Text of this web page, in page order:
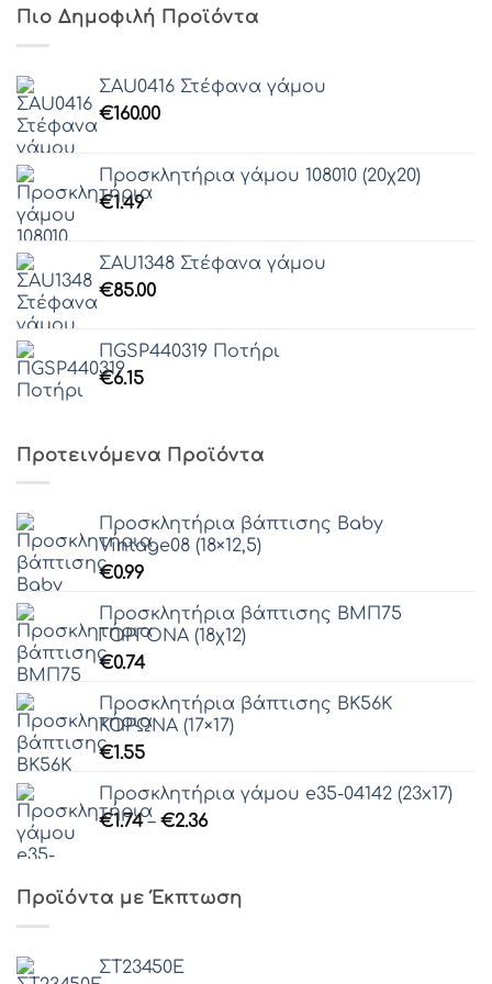
Πιο Δημοφιλή Προϊόντα
ΣAU0416 Στέφανα γάμου
€160.00
Προσκλητήρια γάμου 108010 (20χ20)
€1.49
ΣAU1348 Στέφανα γάμου
€85.00
ΠGSP440319 Ποτήρι
€6.15
Προτεινόμενα Προϊόντα
Προσκλητήρια βάπτισης Baby
Vintage08 (18×12,5)
€0.99
Προσκλητήρια βάπτισης ΒΜΠ75
ΓΟΡΓΟΝΑ (18χ12)
€0.74
Προσκλητήρια βάπτισης ΒΚ56K
ΚΟΡΩΝΑ (17×17)
€1.55
Προσκλητήρια γάμου e35-04142 (23x17)
€1.74 – €2.36Price
through
€2.36
Προϊόντα με Έκπτωση
ΣΤ23450Ε